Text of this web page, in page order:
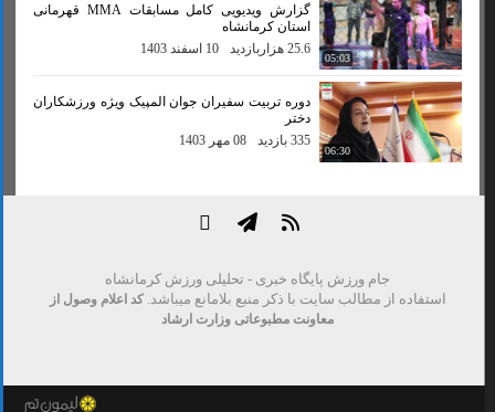
05:03
گزارش ویدیویی کامل مسابقات MMA قهرمانی
استان کرمانشاه
25.6 هزاربازدید
10 اسفند 1403
06:30
دوره تربیت سفیران جوان المپیک ویژه ورزشکاران
دختر
335 بازدید
08 مهر 1403
جام ورزش پایگاه خبری - تحلیلی ورزش کرمانشاه
استفاده از مطالب سایت با ذکر منبع بلامانع میباشد. کد اعلام وصول از
معاونت مطبوعاتی وزارت ارشاد